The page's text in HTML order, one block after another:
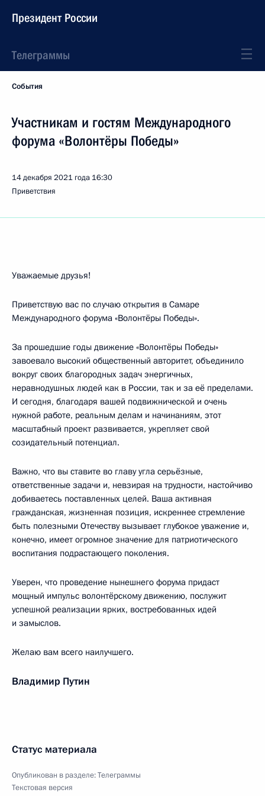
Президент России
Телеграммы
События
Участникам и гостям Международного
форума «Волонтёры Победы»
14 декабря 2021 года 16:30
Приветствия
Уважаемые друзья!
Приветствую вас по случаю открытия в Самаре
Международного форума «Волонтёры Победы».
За прошедшие годы движение «Волонтёры Победы»
завоевало высокий общественный авторитет, объединило
вокруг своих благородных задач энергичных,
неравнодушных людей как в России, так и за её пределами.
И сегодня, благодаря вашей подвижнической и очень
нужной работе, реальным делам и начинаниям, этот
масштабный проект развивается, укрепляет свой
созидательный потенциал.
Важно, что вы ставите во главу угла серьёзные,
ответственные задачи и, невзирая на трудности, настойчиво
добиваетесь поставленных целей. Ваша активная
гражданская, жизненная позиция, искреннее стремление
быть полезными Отечеству вызывает глубокое уважение и,
конечно, имеет огромное значение для патриотического
воспитания подрастающего поколения.
Уверен, что проведение нынешнего форума придаст
мощный импульс волонтёрскому движению, послужит
успешной реализации ярких, востребованных идей
и замыслов.
Желаю вам всего наилучшего.
Владимир Путин
Статус материала
Опубликован в разделе:Телеграммы
Текстовая версия